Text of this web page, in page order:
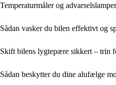
Temperaturmåler og
Sådan vasker du bilen effektivt og
Skift bilens lygtepære sikkert – trin
Sådan beskytter du dine alufælge